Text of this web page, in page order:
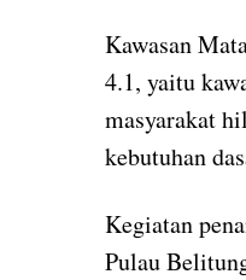
Kawasan
4.1, yaitu
masyarakat
kebutuhan
Kegiatan
Pulau